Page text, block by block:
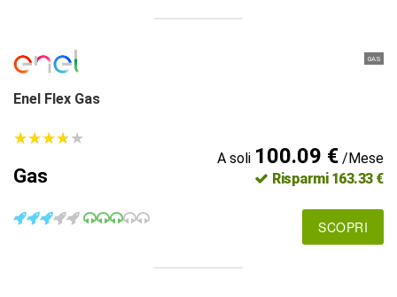
GAS
Enel Flex Gas
★★★★★
★★★★★
Gas
A soli 100.09 €/Mese
Risparmi 163.33 €
SCOPRI